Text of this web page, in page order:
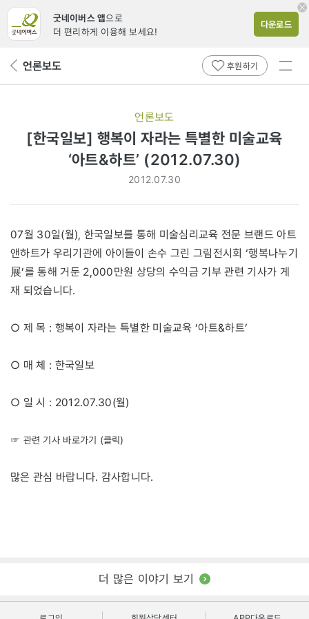
굿네이버스 앱으로
더 편리하게 이용해 보세요!
다운로드
뒤 언론보도 후원하기
전체
언론보도
[한국일보] 행복이 자라는 특별한 미술교육
‘아트&하트’ (2012.07.30)
2012.07.30
07월 30일(월), 한국일보를 통해 미술심리교육 전문 브랜드 아트
앤하트가 우리기관에 아이들이 손수 그린 그림전시회 ‘행복나누기
展’를 통해 거둔 2,000만원 상당의 수익금 기부 관련 기사가 게
재 되었습니다.
○ 제 목 : 행복이 자라는 특별한 미술교육 ‘아트&하트’
○ 매 체 : 한국일보
○ 일 시 : 2012.07.30(월)
☞ 관련 기사 바로가기 (클릭)
많은 관심 바랍니다. 감사합니다.
더 많은 이야기 보기